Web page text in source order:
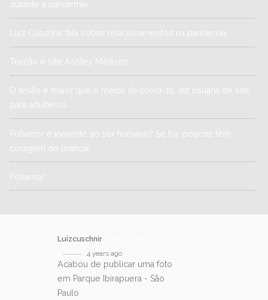
durante a pandemia
Luiz Cuschnir fala sobre relacionamentos na pandemia
Traição e site Ashley Madison
O tesão é maior que o medo da covid-19, diz usuária de site
para adúlteros
Poliamor é inerente ao ser humano? Se for, poucos têm
coragem de praticar
Poliamor
Luizcuschnir
4 years ago
Acabou de publicar uma foto
em Parque Ibirapuera - São
Paulo